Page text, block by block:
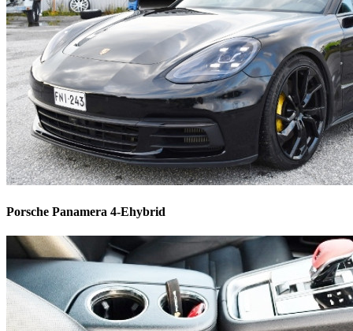
Porsche Panamera 4-Ehybrid